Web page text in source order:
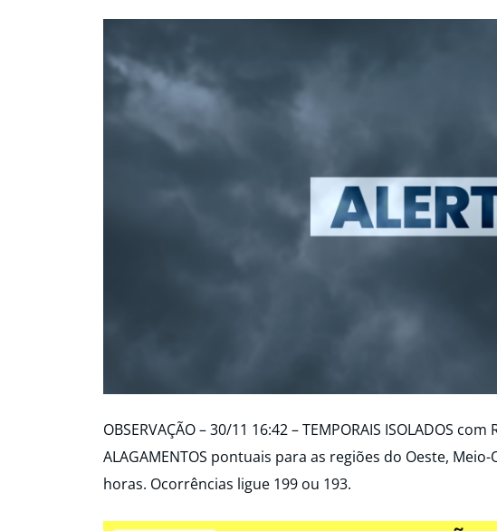
OBSERVAÇÃO – 30/11 16:42 – TEMPORAIS ISOLADOS com
ALAGAMENTOS pontuais para as regiões do Oeste,
horas. Ocorrências ligue 199 ou 193.